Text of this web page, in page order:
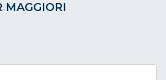
MAGGIORI